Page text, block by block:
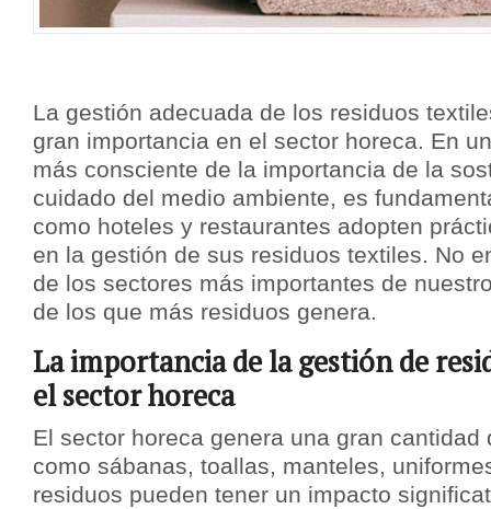
La gestión adecuada de los residuos
gran importancia en el sector horeca. En
más consciente de la importancia de la
cuidado del medio ambiente, es
como hoteles y restaurantes adopten
en la gestión de sus residuos textiles. No
de los sectores más importantes de
de los que más residuos genera.
La importancia de la gestión de
el sector horeca
El sector horeca genera una gran cantidad
como sábanas, toallas, manteles,
residuos pueden tener un impacto